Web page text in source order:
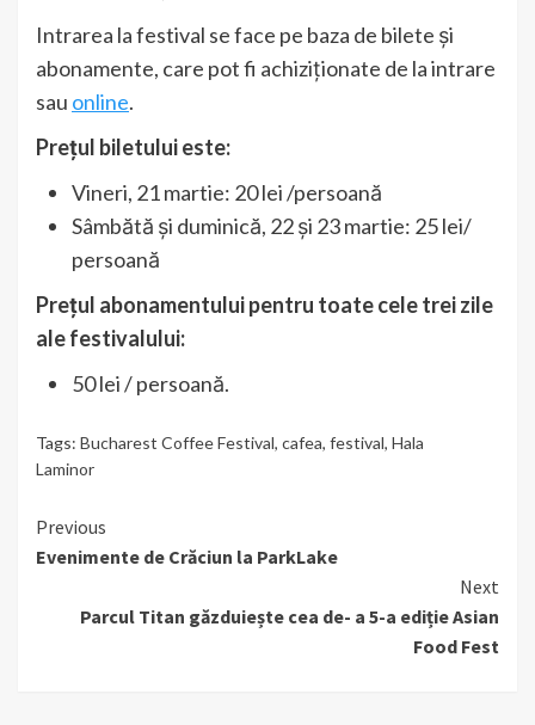
Intrarea la festival se face pe baza de bilete și
abonamente, care pot fi achiziționate de la intrare
sau online.
Prețul biletului este:
Vineri, 21 martie: 20 lei /persoană
Sâmbătă și duminică, 22 și 23 martie: 25 lei/
persoană
Prețul abonamentului pentru toate cele trei zile
ale festivalului:
50 lei / persoană.
Tags: Bucharest Coffee Festival, cafea, festival, Hala
Laminor
Continue
Reading
Previous
Evenimente de Crăciun la ParkLake
Next
Parcul Titan găzduiește cea de- a 5-a ediție Asian
Food Fest